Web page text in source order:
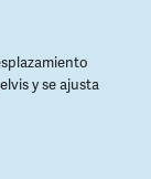
y se ajusta